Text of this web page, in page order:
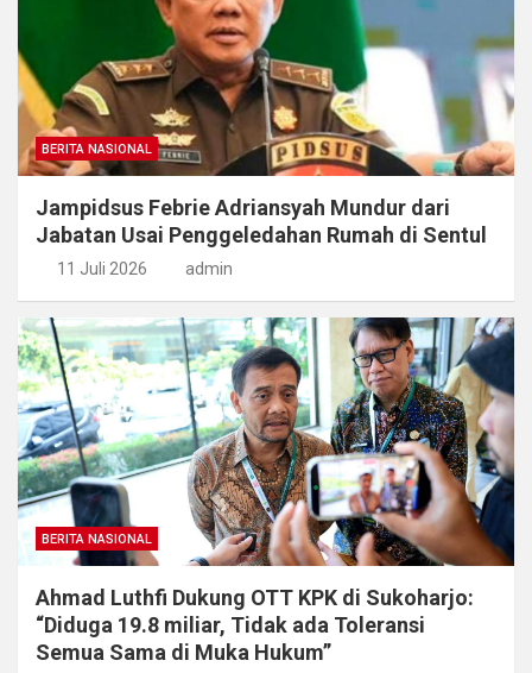
BERITA NASIONAL
Jampidsus Febrie Adriansyah Mundur dari
Jabatan Usai Penggeledahan Rumah di Sentul
11 Juli 2026 admin
BERITA NASIONAL
Ahmad Luthfi Dukung OTT KPK di Sukoharjo:
“Diduga 19.8 miliar, Tidak ada Toleransi
Semua Sama di Muka Hukum”